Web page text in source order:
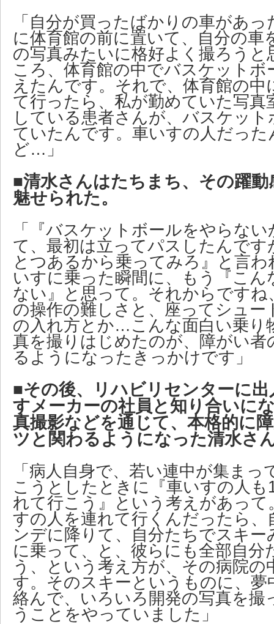
「自分が買ったばかりの車があ
に体育館の前に置いて、自分の車
の写真みたいに格好よく撮ろうと
ころ、体育館の中でバスケットボ
えたんです。それで、体育館の中
て行ったら、私が勤めていた写真
している患者さんが、バスケッ
ていたんです。車いすの人だった
ど…」
■清水さんはたちまち、その躍
魅せられた。
「『バスケットボールをやらな
て、最初は立ってパスしたんです
とつあるから乗ってみろ』と言わ
いすに乗った瞬間に、もう『こん
ない』と思って。それからですね
の操作の難しさと、座ってシュー
の入れ方とか…こんな面白い乗
真を撮りはじめたのが、障がい者
るようになったきっかけです」
■その後、リハビリセンターに
すメーカーの社員と知り合いに
真撮影などを通じて、本格的に
ツと関わるようになった清水さ
「病人自身で、若い連中が集まっ
こうとしたときに『車いすの人も
れて行こう』という考えがあって
すの人を連れて行くんだったら、
ンデに降りて、自分たちでスキー
に乗って、と、彼らにも全部自分
う、という考え方が、その病院の
す。そのスキーというものに、夢
絡んで、いろいろ開発の写真を
うことをやっていました」